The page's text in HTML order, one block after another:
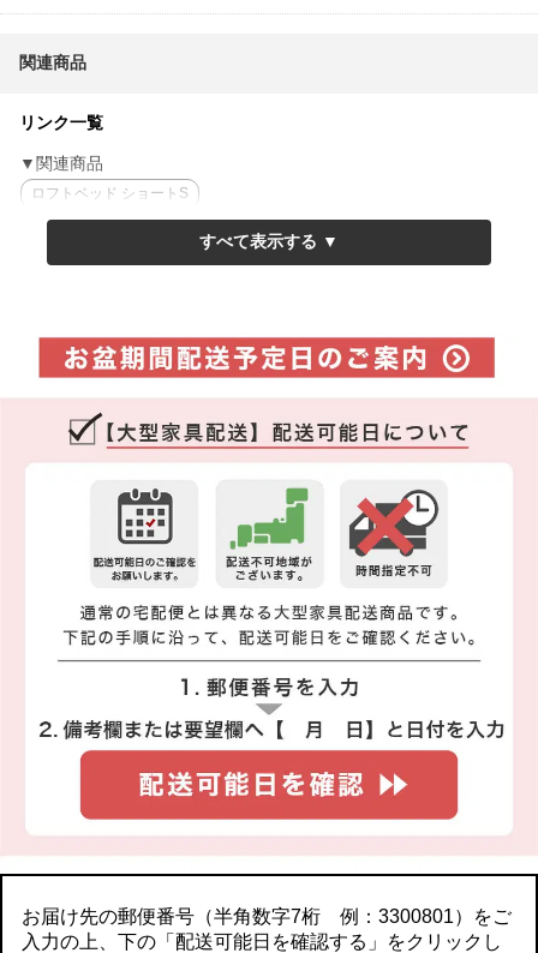
関連商品
リンク一覧
▼関連商品
ロフトベッド ショートS
ロフトベッド S
▼おすすめのマットレス
厚さ11cm薄型ポケットコイルマットレス
厚さ11cm三つ折りポケットコイルマットレス
プレミアムパームマットレス
お届け先の郵便番号（半角数字7桁 例：3300801）をご
入力の上、下の「配送可能日を確認する」をクリックし